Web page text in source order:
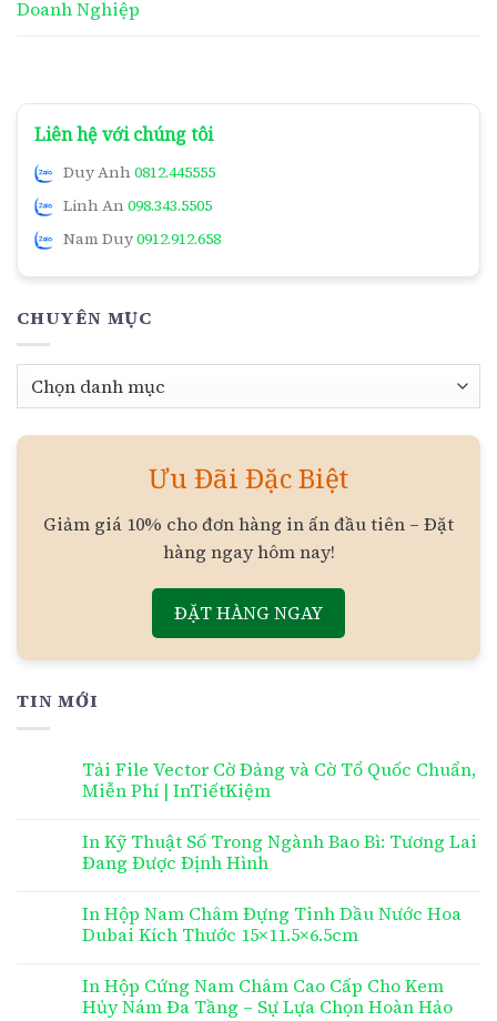
Doanh Nghiệp
Liên hệ với chúng tôi
Duy Anh 0812.445555
Linh An 098.343.5505
Nam Duy0912.912.658
CHUYÊN MỤC
Chuyên
Ưu Đãi Đặc Biệt
Giảm giá 10% cho đơn hàng in ấn đầu tiên – Đặt
hàng ngay hôm nay!
ĐẶT HÀNG NGAY
TIN MỚI
Tải File Vector Cờ Đảng và Cờ Tổ Quốc Chuẩn,
Miễn Phí | InTiếtKiệm
In Kỹ Thuật Số Trong Ngành Bao Bì: Tương Lai
Đang Được Định Hình
In Hộp Nam Châm Đựng Tinh Dầu Nước Hoa
Dubai Kích Thước 15×11.5×6.5cm
In Hộp Cứng Nam Châm Cao Cấp Cho Kem
Hủy Nám Đa Tầng – Sự Lựa Chọn Hoàn Hảo